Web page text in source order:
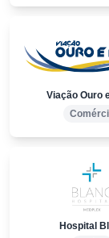
Viação Ouro
Hospital